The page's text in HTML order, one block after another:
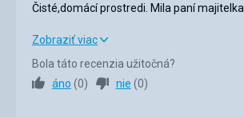
Cena
Čisté,domácí prostredi. Mila paní majitelka.
Strava
Zobraziť viac
Bola táto recenzia užitočná?
áno (0) nie (0)